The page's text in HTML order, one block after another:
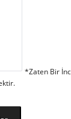
*Zaten Bir